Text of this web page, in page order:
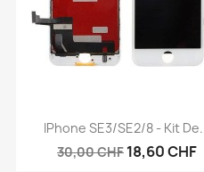
 Aperçu rapide
IPhone SE3/SE2/8 - Kit
30,00 CHF 18,60 CHF